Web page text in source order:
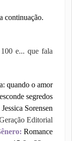
continuação.
e... que fala
quando o amor
esconde segredos
Jessica Sorensen
Editorial
Romance